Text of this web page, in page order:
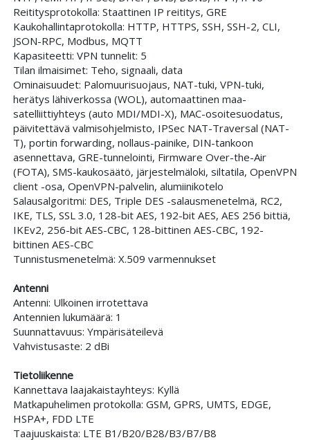
Reititysprotokolla: Staattinen IP reititys, GRE
Kaukohallintaprotokolla: HTTP, HTTPS, SSH, SSH-2, CLI,
JSON-RPC, Modbus, MQTT
Kapasiteetti: VPN tunnelit: 5
Tilan ilmaisimet: Teho, signaali, data
Ominaisuudet: Palomuurisuojaus, NAT-tuki, VPN-tuki,
herätys lähiverkossa (WOL), automaattinen maa-
satelliittiyhteys (auto MDI/MDI-X), MAC-osoitesuodatus,
päivitettävä valmisohjelmisto, IPSec NAT-Traversal (NAT-
T), portin forwarding, nollaus-painike, DIN-tankoon
asennettava, GRE-tunnelointi, Firmware Over-the-Air
(FOTA), SMS-kaukosäätö, järjestelmäloki, siltatila, OpenVPN
client -osa, OpenVPN-palvelin, alumiinikotelo
Salausalgoritmi: DES, Triple DES -salausmenetelmä, RC2,
IKE, TLS, SSL 3.0, 128-bit AES, 192-bit AES, AES 256 bittiä,
IKEv2, 256-bit AES-CBC, 128-bittinen AES-CBC, 192-
bittinen AES-CBC
Tunnistusmenetelmä: X.509 varmennukset
Antenni
Antenni: Ulkoinen irrotettava
Antennien lukumäärä: 1
Suunnattavuus: Ympärisäteilevä
Vahvistusaste: 2 dBi
Tietoliikenne
Kannettava laajakaistayhteys: Kyllä
Matkapuhelimen protokolla: GSM, GPRS, UMTS, EDGE,
HSPA+, FDD LTE
Taajuuskaista: LTE B1/B20/B28/B3/B7/B8